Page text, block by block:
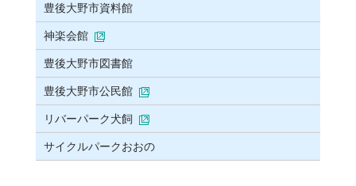
豊後大野市資料館
神楽会館
豊後大野市図書館
豊後大野市公民館
リバーパーク犬飼
サイクルパークおおの